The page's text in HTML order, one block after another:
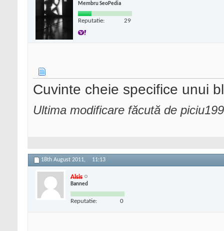
Membru SeoPedia
Reputatie: 29
Cuvinte cheie specifice unui
Ultima modificare făcută de
18th August 2011, 11:13
Alsis
Banned
Reputatie: 0